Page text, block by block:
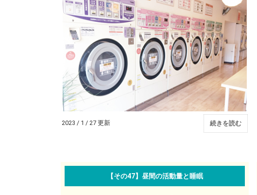
2023 / 1 / 27 更新 続きを読む
【その47】昼間の活動量と睡眠